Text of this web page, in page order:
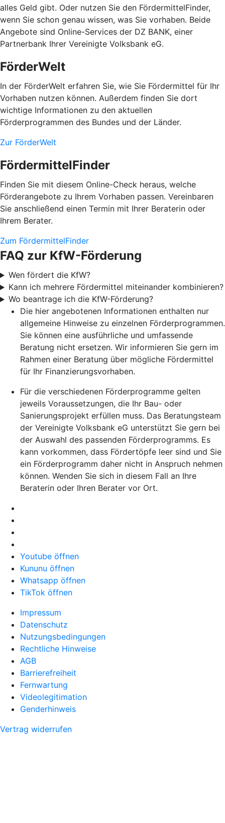
alles Geld gibt. Oder nutzen Sie den FördermittelFinder,
wenn Sie schon genau wissen, was Sie vorhaben. Beide
Angebote sind Online-Services der DZ BANK, einer
Partnerbank Ihrer Vereinigte Volksbank eG.
FörderWelt
In der FörderWelt erfahren Sie, wie Sie Fördermittel für Ihr
Vorhaben nutzen können. Außerdem finden Sie dort
wichtige Informationen zu den aktuellen
Förderprogrammen des Bundes und der Länder.
Zur FörderWelt
FördermittelFinder
Finden Sie mit diesem Online-Check heraus, welche
Förderangebote zu Ihrem Vorhaben passen. Vereinbaren
Sie anschließend einen Termin mit Ihrer Beraterin oder
Ihrem Berater.
Zum FördermittelFinder
FAQ zur KfW-Förderung
Wen fördert die KfW?
Kann ich mehrere Fördermittel miteinander kombinieren?
Wo beantrage ich die KfW-Förderung?
Die hier angebotenen Informationen enthalten nur
allgemeine Hinweise zu einzelnen Förderprogrammen.
Sie können eine ausführliche und umfassende
Beratung nicht ersetzen. Wir informieren Sie gern im
Rahmen einer Beratung über mögliche Fördermittel
für Ihr Finanzierungsvorhaben.
Für die verschiedenen Förderprogramme gelten
jeweils Voraussetzungen, die Ihr Bau- oder
Sanierungsprojekt erfüllen muss. Das Beratungsteam
der Vereinigte Volksbank eG unterstützt Sie gern bei
der Auswahl des passenden Förderprogramms. Es
kann vorkommen, dass Fördertöpfe leer sind und Sie
ein Förderprogramm daher nicht in Anspruch nehmen
können. Wenden Sie sich in diesem Fall an Ihre
Beraterin oder Ihren Berater vor Ort.
Youtube öffnen
Kununu öffnen
Whatsapp öffnen
TikTok öffnen
Impressum
Datenschutz
Nutzungsbedingungen
Rechtliche Hinweise
AGB
Barrierefreiheit
Fernwartung
Videolegitimation
Genderhinweis
Vertrag widerrufen